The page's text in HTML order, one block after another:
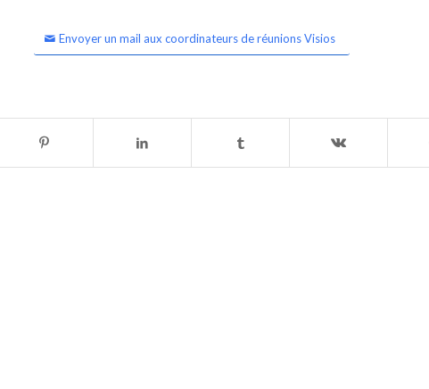
Envoyer un mail aux coordinateurs de réunions Visios